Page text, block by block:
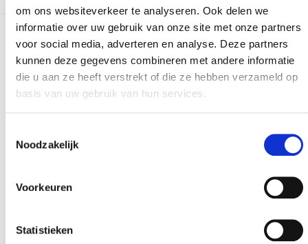
om ons websiteverkeer te analyseren. Ook delen we
informatie over uw gebruik van onze site met onze partners
voor social media, adverteren en analyse. Deze partners
kunnen deze gegevens combineren met andere informatie
die u aan ze heeft verstrekt of die ze hebben verzameld op
basis van uw gebruik van hun services.
Noodzakelijk
Voorkeuren
Statistieken
Meer realisaties